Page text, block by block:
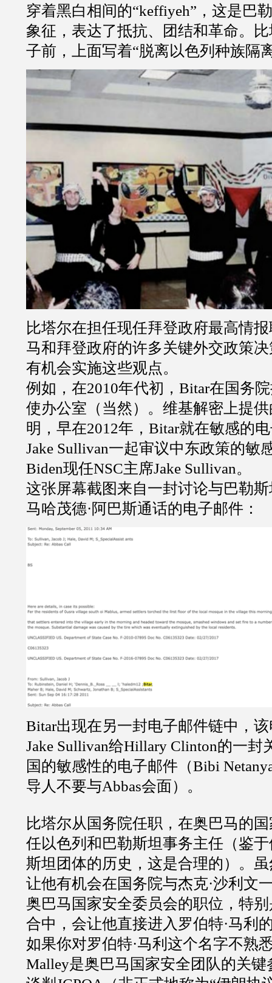
穿着黑白相间的“keffiyeh” ，这是巴
象征，表达了抵抗、团结和革命。
子前，上面写着“脱离以色列种族隔
比塔尔在担任现任拜登政府最高情
马和拜登政府的许多关键外交政策
有机会实施这些观点。
例如，在2010年代初， Bitar在国务
使办公室（当然）。维基解密上提
明，早在2012年， Bitar就在敏感的
Jake Sullivan一起审议中东政策的敏
Biden现任NSC主席Jake Sullivan。
这张屏幕截图来自一封讨论与巴勒
马哈茂德· 阿巴斯通话的电子邮件：
Bitar出现在另一封电子邮件链中，
Jake Sullivan给Hillary Clinton的一封
国的敏感性的电子邮件（Bibi
导人不要与Abbas会面）。
比塔尔从国务院任职，在奥巴马的
任以色列和巴勒斯坦事务主任（鉴
斯坦团体的历史，这是合理的）。
让他有机会在国务院与杰克·沙利文
奥巴马国家安全委员会的职位，特
合中，会让他直接进入罗伯特·马利
如果你对罗伯特·马利这个名字不熟
Malley是奥巴马国家安全团队的关